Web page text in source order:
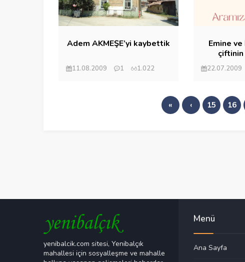
Adem AKMEŞE’yi kaybettik
11.08.2009 1
1.022
Emine
22.07.2009
« ‹ 15 16
yenibalcik.com sitesi, Yenibalçık
mahallesi için sosyalleşme ve mahalle
Menü
Ana Sayfa